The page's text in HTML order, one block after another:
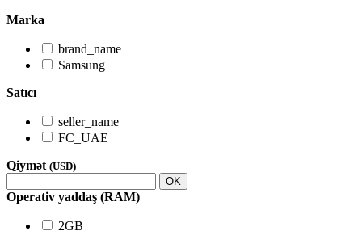
Marka
brand_name
Samsung
Satıcı
seller_name
FC_UAE
Qiymət (USD)
OK
Operativ yaddaş (RAM)
2GB